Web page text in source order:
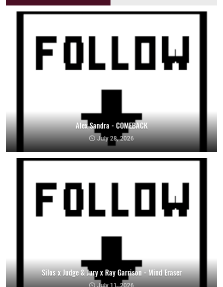
Alex Sandra - COMEBACK
July 28, 2026
Silos x Judge & Jury x Ray Garrison - Mind Eraser
July 11, 2026